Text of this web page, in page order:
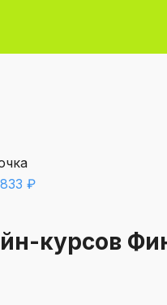
₽
курсов